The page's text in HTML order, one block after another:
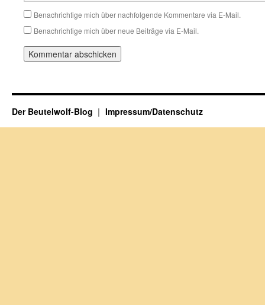
Benachrichtige mich über nachfolgende Kommentare via E-Mail.
Benachrichtige mich über neue Beiträge via E-Mail.
Der Beutelwolf-Blog Impressum/Datenschutz